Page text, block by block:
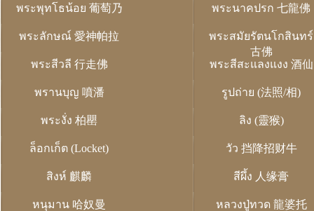
พระพุทโธน้อย 葡萄乃 พระนาคปรก 七龍佛
พระลักษณ์ 愛神帕拉
พระสมัยรัตนโกสินทร์
古佛
พระสีวลี 行走佛
พระสีสะแลงแงง 酒仙
พรานบุญ 噴潘 รูปถ่าย (法照/相)
พระงั่ง 柏罌 ลิง (靈猴)
ล็อกเก็ต (Locket) วัว 挡降招财牛
สิงห์ 麒麟 สีผึ้ง 人缘膏
หนุมาน 哈奴曼 หลวงปู่ทวด 龍婆托